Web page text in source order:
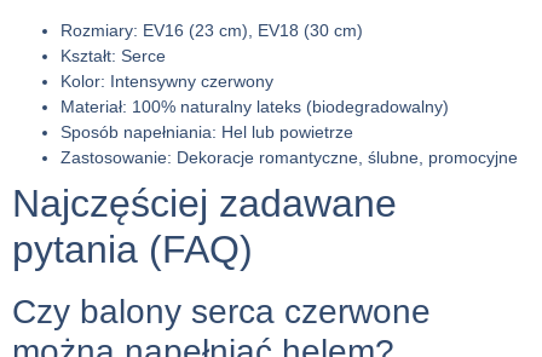
Rozmiary: EV16 (23 cm), EV18 (30 cm)
Kształt: Serce
Kolor: Intensywny czerwony
Materiał: 100% naturalny lateks (biodegradowalny)
Sposób napełniania: Hel lub powietrze
Zastosowanie: Dekoracje romantyczne, ślubne, promocyjne
Najczęściej zadawane
pytania (FAQ)
Czy balony serca czerwone